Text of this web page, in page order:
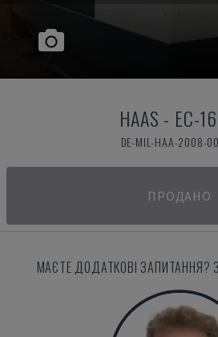
HAAS - EC-
DE-MIL-HAA-2008-
ПРОДАНО
МАЄТЕ ДОДАТКОВІ ЗАПИТАННЯ?